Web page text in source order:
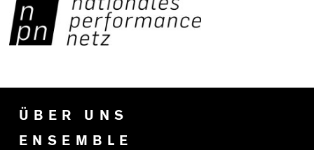
ÜBER UNS
ENSEMBLE